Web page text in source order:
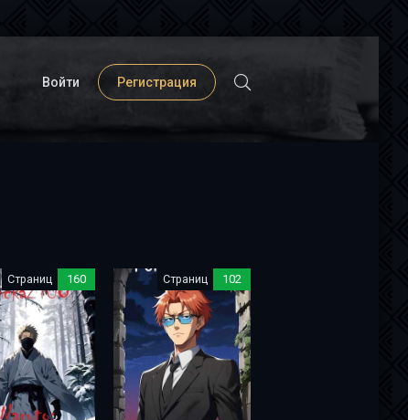
Войти Регистрация
Страниц 160 Страниц 102